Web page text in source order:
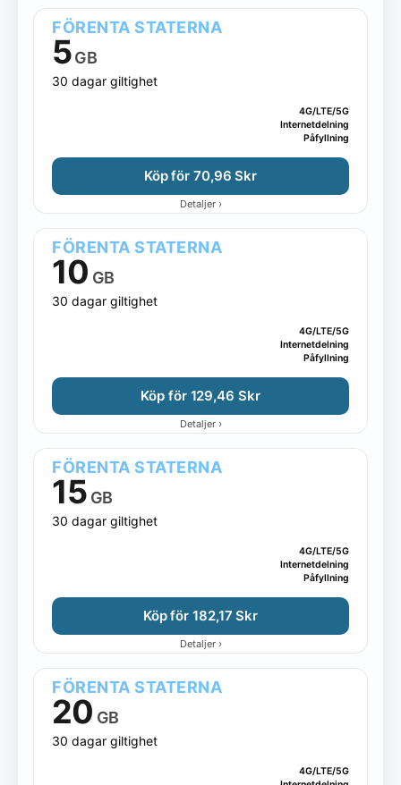
FÖRENTA STATERNA
5GB
30 dagar giltighet
4G/LTE/5G
Internetdelning
Påfyllning
Köp för 70,96 Skr
Detaljer ›
FÖRENTA STATERNA
10 GB
30 dagar giltighet
4G/LTE/5G
Internetdelning
Påfyllning
Köp för 129,46 Skr
Detaljer ›
FÖRENTA STATERNA
15 GB
30 dagar giltighet
4G/LTE/5G
Internetdelning
Påfyllning
Köp för 182,17 Skr
Detaljer ›
FÖRENTA STATERNA
20 GB
30 dagar giltighet
4G/LTE/5G